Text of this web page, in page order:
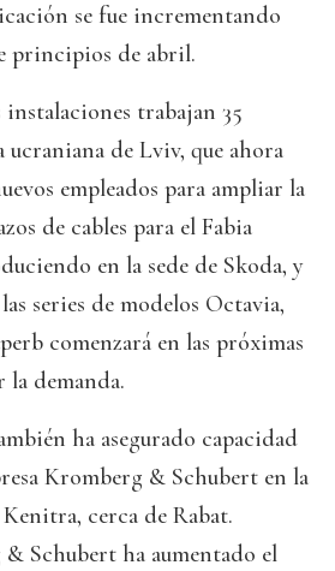
se fue incrementando
principios de abril.
trabajan 35
ucraniana de Lviv, que ahora
empleados para ampliar la
de cables para el Fabia
en la sede de Skoda, y
series de modelos Octavia,
comenzará en las próximas
la demanda.
ha asegurado capacidad
Kromberg & Schubert en la
cerca de Rabat.
Schubert ha aumentado el